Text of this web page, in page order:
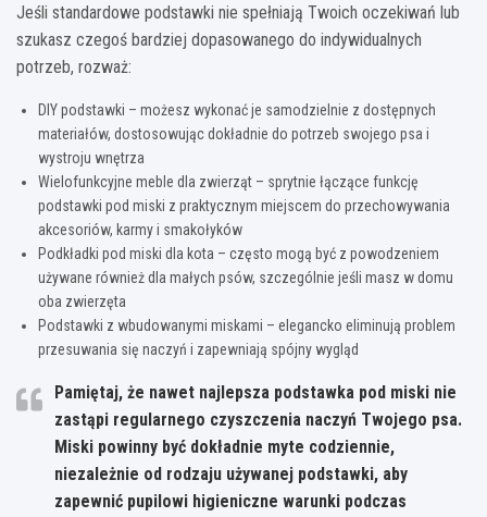
Jeśli standardowe podstawki nie spełniają Twoich oczekiwań lub
szukasz czegoś bardziej dopasowanego do indywidualnych
potrzeb, rozważ:
DIY podstawki – możesz wykonać je samodzielnie z dostępnych
materiałów, dostosowując dokładnie do potrzeb swojego psa i
wystroju wnętrza
Wielofunkcyjne meble dla zwierząt – sprytnie łączące funkcję
podstawki pod miski z praktycznym miejscem do przechowywania
akcesoriów, karmy i smakołyków
Podkładki pod miski dla kota – często mogą być z powodzeniem
używane również dla małych psów, szczególnie jeśli masz w domu
oba zwierzęta
Podstawki z wbudowanymi miskami – elegancko eliminują problem
przesuwania się naczyń i zapewniają spójny wygląd
Pamiętaj, że nawet najlepsza podstawka pod miski nie
zastąpi regularnego czyszczenia naczyń Twojego psa.
Miski powinny być dokładnie myte codziennie,
niezależnie od rodzaju używanej podstawki, aby
zapewnić pupilowi higieniczne warunki podczas